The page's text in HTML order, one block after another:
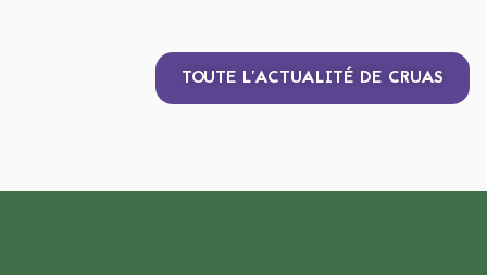
TOUTE L'ACTUALITÉ DE CRUAS